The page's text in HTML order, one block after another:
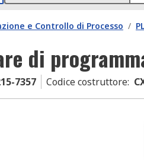
e Controllo di Processo /
di
7357 Codice costruttore: